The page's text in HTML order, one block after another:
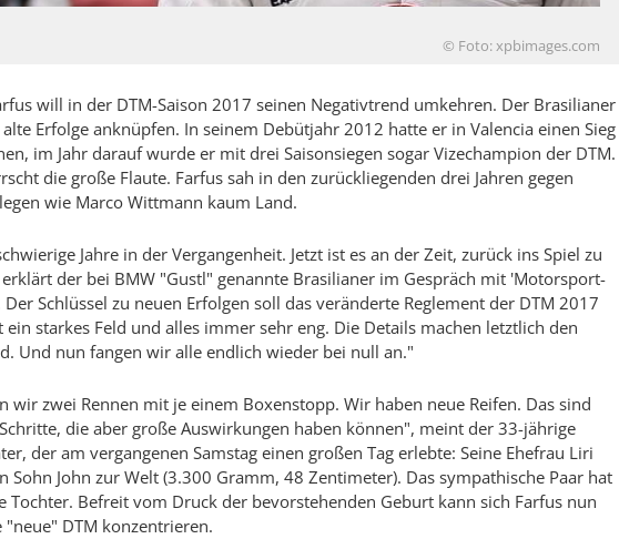
© Foto: xpbimages.com
will in der DTM-Saison 2017 seinen Negativtrend umkehren. Der Brasilianer
Erfolge anknüpfen. In seinem Debütjahr 2012 hatte er in Valencia einen Sieg
im Jahr darauf wurde er mit drei Saisonsiegen sogar Vizechampion der DTM.
die große Flaute. Farfus sah in den zurückliegenden drei Jahren gegen
wie Marco Wittmann kaum Land.
Jahre in der Vergangenheit. Jetzt ist es an der Zeit, zurück ins Spiel zu
der bei BMW "Gustl" genannte Brasilianer im Gespräch mit 'Motorsport-
Schlüssel zu neuen Erfolgen soll das veränderte Reglement der DTM 2017
ein starkes Feld und alles immer sehr eng. Die Details machen letztlich den
Und nun fangen wir alle endlich wieder bei null an."
wir zwei Rennen mit je einem Boxenstopp. Wir haben neue Reifen. Das sind
die aber große Auswirkungen haben können", meint der 33-jährige
der am vergangenen Samstag einen großen Tag erlebte: Seine Ehefrau Liri
Sohn John zur Welt (3.300 Gramm, 48 Zentimeter). Das sympathische Paar hat
Tochter. Befreit vom Druck der bevorstehenden Geburt kann sich Farfus nun
DTM konzentrieren.